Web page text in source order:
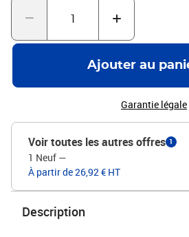
Ajouter au
Garantie légale
Voir toutes les autres offres 1
1 Neuf —
À partir de 26,92 € HT
Description